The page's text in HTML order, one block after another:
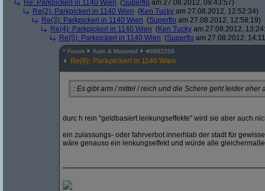
Re: Parkpickerl in 1140 Wien (Superflo am 27.08.2012, 09:43:57)
Re(2): Parkpickerl in 1140 Wien (Ken Tucky am 27.08.2012, 12:52:34)
Re(3): Parkpickerl in 1140 Wien (Superflo am 27.08.2012, 12:58:19)
Re(4): Parkpickerl in 1140 Wien (Ken Tucky am 27.08.2012,
Re(5): Parkpickerl in 1140 Wien (Superflo am 27.08.2012,
^ Forum Auto & Motorrad #6882258
Re(6): Parkpickerl in 1140 Wien
: Es gibt arm / mittel / reich und die Schere geht leider eher
durc h rein "geldbasiert lenkungseffekte" wird sie aber auch
ein zulassungs- oder fahrverbot innerhlab der stadt für
wäre genauso ein lenkungseffekt und würde alle